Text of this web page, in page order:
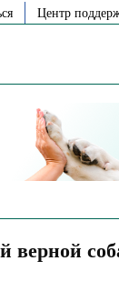
Центр
верной